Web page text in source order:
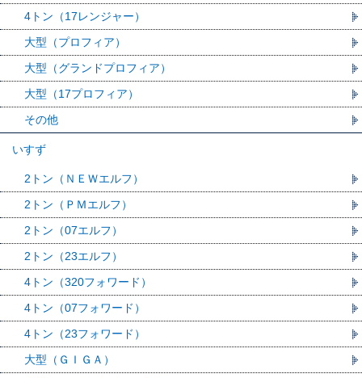
4トン（17レンジャー）
大型（プロフィア）
大型（グランドプロフィア）
大型（17プロフィア）
その他
いすず
2トン（ＮＥＷエルフ）
2トン（ＰＭエルフ）
2トン（07エルフ）
2トン（23エルフ）
4トン（320フォワード）
4トン（07フォワード）
4トン（23フォワード）
大型（ＧＩＧＡ）